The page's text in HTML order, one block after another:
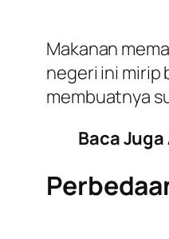
Makanan
negeri ini mirip
membuatnya
Baca